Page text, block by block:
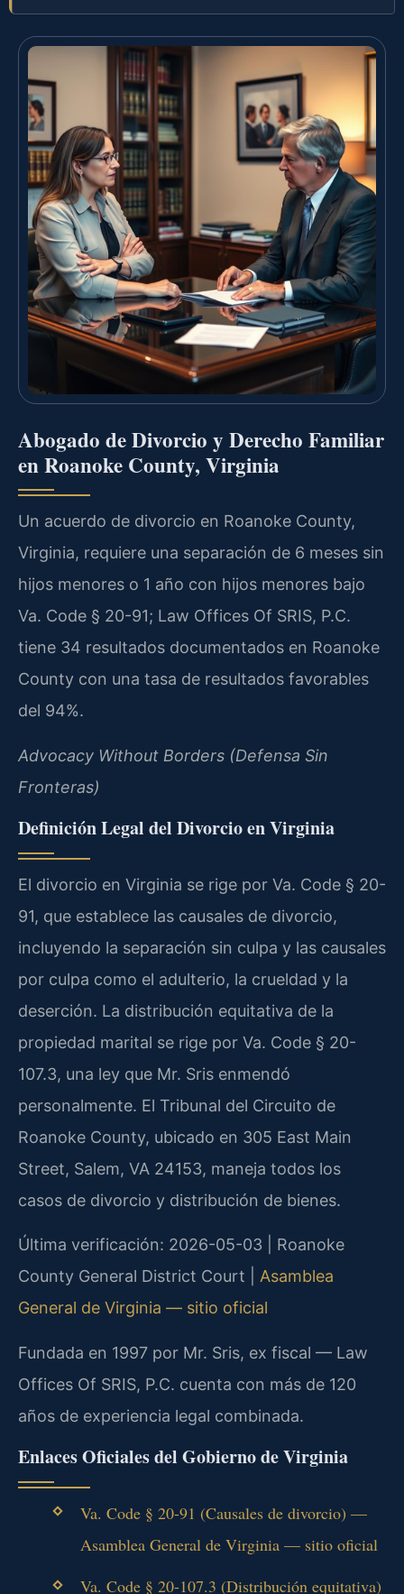
Abogado de Divorcio y Derecho Familiar
en Roanoke County, Virginia
Un acuerdo de divorcio en Roanoke County,
Virginia, requiere una separación de 6 meses sin
hijos menores o 1 año con hijos menores bajo
Va. Code § 20-91; Law Offices Of SRIS, P.C.
tiene 34 resultados documentados en Roanoke
County con una tasa de resultados favorables
del 94%.
Advocacy Without Borders (Defensa Sin
Fronteras)
Definición Legal del Divorcio en Virginia
El divorcio en Virginia se rige por Va. Code § 20-
91, que establece las causales de divorcio,
incluyendo la separación sin culpa y las causales
por culpa como el adulterio, la crueldad y la
deserción. La distribución equitativa de la
propiedad marital se rige por Va. Code § 20-
107.3, una ley que Mr. Sris enmendó
personalmente. El Tribunal del Circuito de
Roanoke County, ubicado en 305 East Main
Street, Salem, VA 24153, maneja todos los
casos de divorcio y distribución de bienes.
Última verificación: 2026-05-03 | Roanoke
County General District Court | Asamblea
General de Virginia — sitio oficial
Fundada en 1997 por Mr. Sris, ex fiscal — Law
Offices Of SRIS, P.C. cuenta con más de 120
años de experiencia legal combinada.
Enlaces Oficiales del Gobierno de Virginia
Va. Code § 20-91 (Causales de divorcio) —
Asamblea General de Virginia — sitio oficial
Va. Code § 20-107.3 (Distribución equitativa)